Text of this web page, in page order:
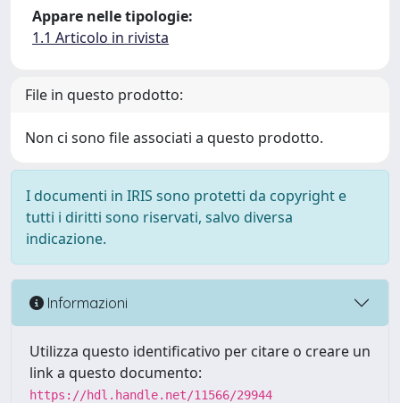
Appare nelle tipologie:
1.1 Articolo in rivista
File in questo prodotto:
Non ci sono file associati a questo prodotto.
I documenti in IRIS sono protetti da copyright e
tutti i diritti sono riservati, salvo diversa
indicazione.
Informazioni
Utilizza questo identificativo per citare o creare un
link a questo documento:
https://hdl.handle.net/11566/29944